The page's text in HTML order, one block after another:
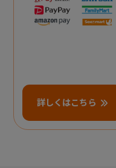
詳しくはこちら